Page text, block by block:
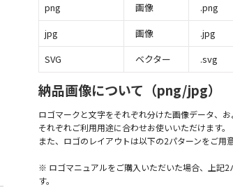
png
画像
.png
jpg
画像
.jpg
SVG
ベクター .svg
納品画像について（png/jpg）
ロゴマークと文字をそれぞれ分けた画像データ、お
それぞれご利用用途に合わせお使いいただけます。
また、ロゴのレイアウトは以下の2パターンをご用
※ ロゴマニュアルをご購入いただいた場合、上記
す。